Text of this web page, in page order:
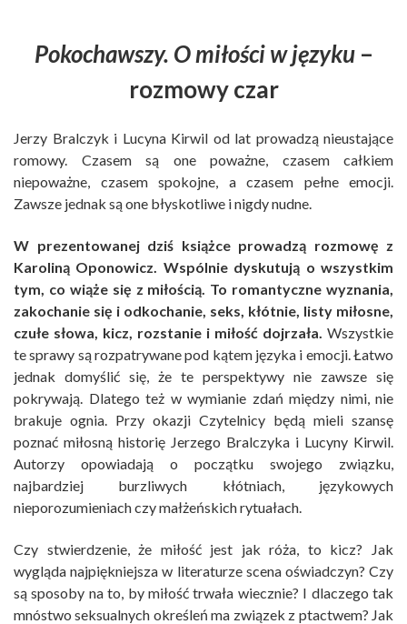
Pokochawszy. O miłości w języku–
rozmowy czar
Jerzy Bralczyk i Lucyna Kirwil od lat prowadzą nieustające
romowy. Czasem są one poważne, czasem całkiem
niepoważne, czasem spokojne, a czasem pełne emocji.
Zawsze jednak są one błyskotliwe i nigdy nudne.
W prezentowanej dziś książce prowadzą rozmowę z
Karoliną Oponowicz. Wspólnie dyskutują o wszystkim
tym, co wiąże się z miłością. To romantyczne wyznania,
zakochanie się i odkochanie, seks, kłótnie, listy miłosne,
czułe słowa, kicz, rozstanie i miłość dojrzała. Wszystkie
te sprawy są rozpatrywane pod kątem języka i emocji. Łatwo
jednak domyślić się, że te perspektywy nie zawsze się
pokrywają. Dlatego też w wymianie zdań między nimi, nie
brakuje ognia. Przy okazji Czytelnicy będą mieli szansę
poznać miłosną historię Jerzego Bralczyka i Lucyny Kirwil.
Autorzy opowiadają o początku swojego związku,
najbardziej burzliwych kłótniach, językowych
nieporozumieniach czy małżeńskich rytuałach.
Czy stwierdzenie, że miłość jest jak róża, to kicz? Jak
wygląda najpiękniejsza w literaturze scena oświadczyn? Czy
są sposoby na to, by miłość trwała wiecznie? I dlaczego tak
mnóstwo seksualnych określeń ma związek z ptactwem? Jak